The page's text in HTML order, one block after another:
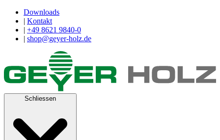
Downloads
| Kontakt
| +49 8621 9840-0
| shop@geyer-holz.de
Schliessen